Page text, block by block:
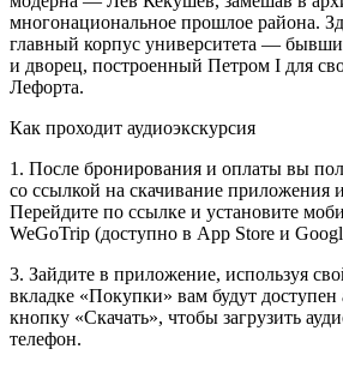
многонациональное прошлое района.
главный корпус университета —
и дворец, построенный Петром I для
Лефорта.
Как проходит аудиоэкскурсия
1. После бронирования и оплаты вы
со ссылкой на скачивание приложения
Перейдите по ссылке и установите
WeGoTrip (доступно в App Store и
3. Зайдите в приложение, используя
вкладке «Покупки» вам будут
кнопку «Скачать», чтобы загрузить
телефон.